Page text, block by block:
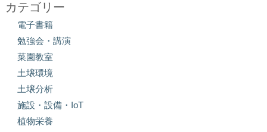
カテゴリー
電子書籍
勉強会・講演
菜園教室
土壌環境
土壌分析
施設・設備・IoT
植物栄養